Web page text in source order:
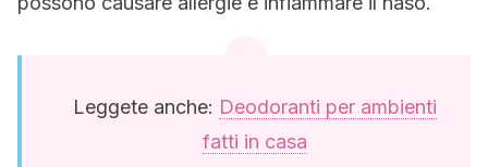
Leggete anche: Deodoranti per ambienti
fatti in casa